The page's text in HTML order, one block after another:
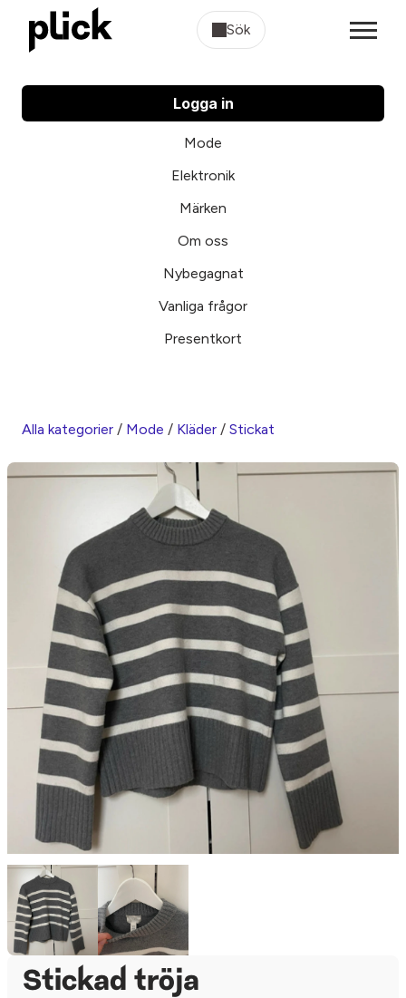
Sök
Logga in
Mode
Elektronik
Märken
Om oss
Nybegagnat
Vanliga frågor
Presentkort
Alla kategorier / Mode / Kläder / Stickat
Stickad tröja